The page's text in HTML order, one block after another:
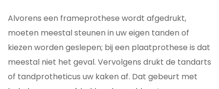
Alvorens een frameprothese wordt afgedrukt,
moeten meestal steunen in uw eigen tanden of
kiezen worden geslepen; bij een plaatprothese is dat
meestal niet het geval. Vervolgens drukt de tandarts
of tandprotheticus uw kaken af. Dat gebeurt met